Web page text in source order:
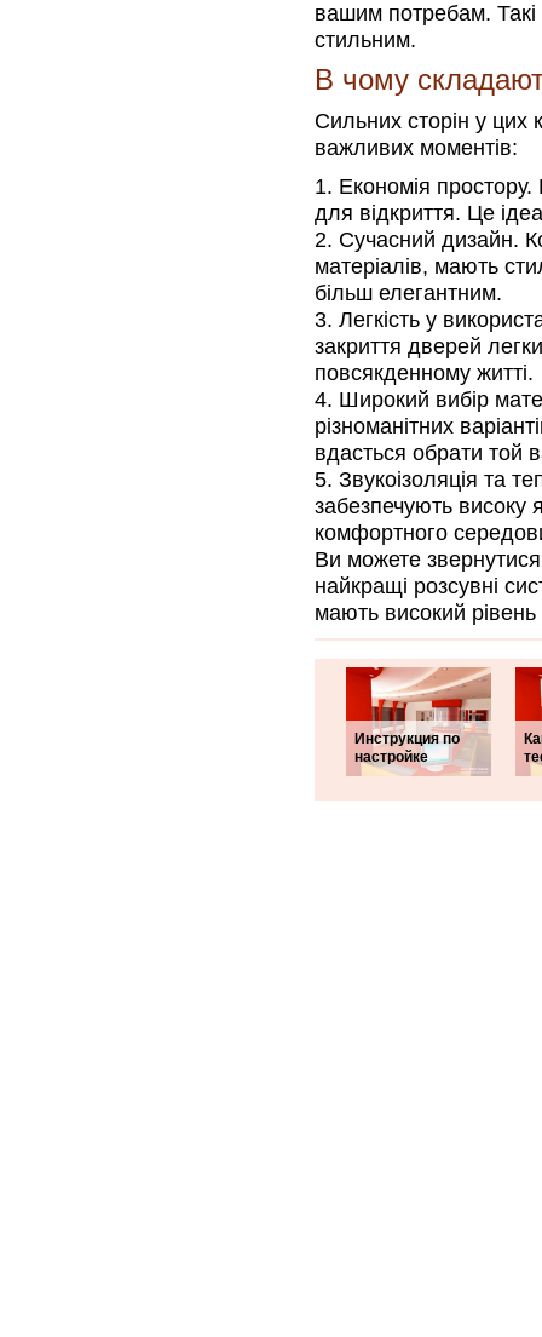
вашим потребам. Такі
стильним.
В чому
Сильних сторін у цих
важливих моментів:
Економія простору.
для відкриття. Це
Сучасний дизайн.
матеріалів, мають
більш елегантним.
Легкість у
закриття дверей
повсякденному житті.
Широкий вибір
різноманітних
вдасться обрати той
Звукоізоляція та
забезпечують високу
комфортного
Ви можете
найкращі розсувні
мають високий
Инструкция по
настройке